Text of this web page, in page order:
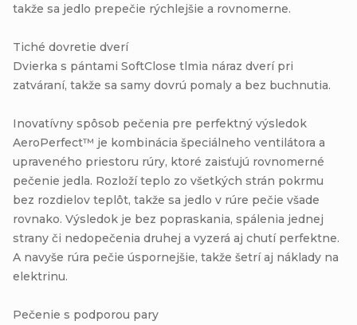
takže sa jedlo prepečie rýchlejšie a rovnomerne.
Tiché dovretie dverí
Dvierka s pántami SoftClose tlmia náraz dverí pri
zatváraní, takže sa samy dovrú pomaly a bez buchnutia.
Inovatívny spôsob pečenia pre perfektný výsledok
AeroPerfect™ je kombinácia špeciálneho ventilátora a
upraveného priestoru rúry, ktoré zaisťujú rovnomerné
pečenie jedla. Rozloží teplo zo všetkých strán pokrmu
bez rozdielov teplôt, takže sa jedlo v rúre pečie všade
rovnako. Výsledok je bez popraskania, spálenia jednej
strany či nedopečenia druhej a vyzerá aj chutí perfektne.
A navyše rúra pečie úspornejšie, takže šetrí aj náklady na
elektrinu.
Pečenie s podporou pary